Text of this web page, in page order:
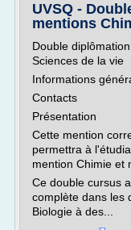
UVSQ -
mentions
Double
Sciences de la vie
Informations
Contacts
Présentation
Cette mention
permettra à
mention Chimie et
Ce double cursus
complète dans les
Biologie à des...